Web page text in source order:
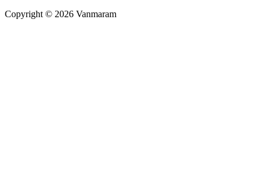
Copyright © 2026 Vanmaram